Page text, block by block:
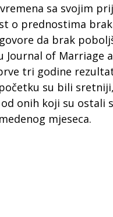
sa svojim
o prednostima
da brak
Journal of Marriage
tri godine
su bili
onih koji su ostali
mjeseca.